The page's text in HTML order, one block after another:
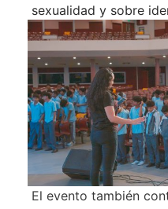
sexualidad y sobre
El evento también